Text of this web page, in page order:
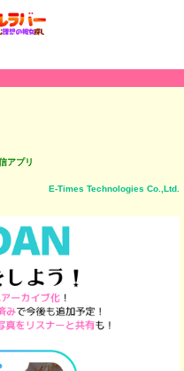
アプリ
E-Times Technologies Co.,Ltd.